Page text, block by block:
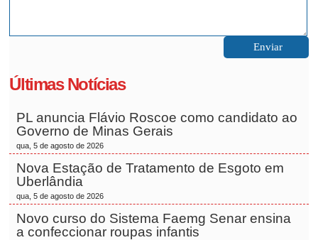
Últimas Notícias
PL anuncia Flávio Roscoe como candidato ao
Governo de Minas Gerais
qua, 5 de agosto de 2026
Nova Estação de Tratamento de Esgoto em
Uberlândia
qua, 5 de agosto de 2026
Novo curso do Sistema Faemg Senar ensina
a confeccionar roupas infantis